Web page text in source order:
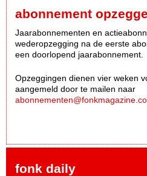
abonnement
Jaarabonnementen en
wederopzegging na de eerste
een doorlopend jaarabonnement.
Opzeggingen dienen vier weken
aangemeld door te mailen naar
fonk daily